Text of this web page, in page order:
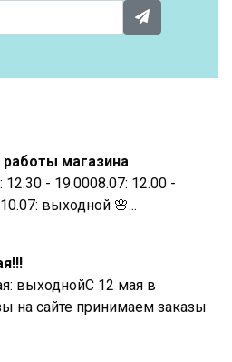
магазина
12.30 - 19.0008.07: 12.00 -
выходной 🌸...
выходнойС 12 мая в
на сайте принимаем заказы